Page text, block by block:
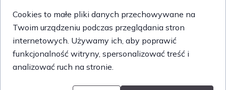
🥐 Śniadania
🥗 Lunche
🍲 Obiady
🍰 Domowe desery
Cookies to małe pliki danych przechowywane na
Twoim urządzeniu podczas przeglądania stron
internetowych. Używamy ich, aby poprawić
funkcjonalność witryny, spersonalizować treść i
analizować ruch na stronie.